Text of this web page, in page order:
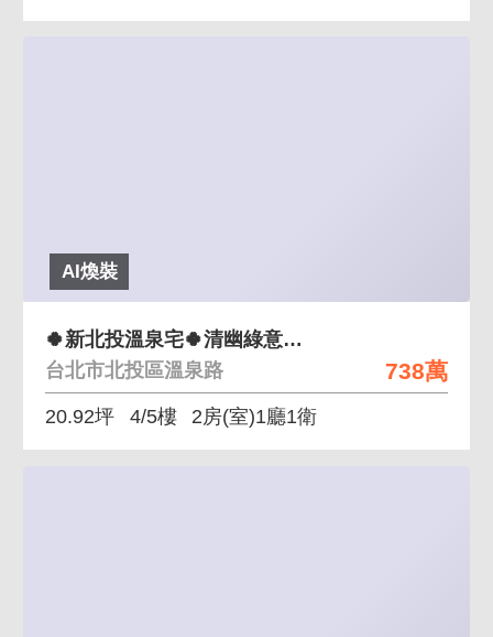
AI煥裝
738萬
🍀新北投溫泉宅🍀清幽綠意兩房可以買
台北市北投區溫泉路
20.92坪 4/5樓 2房(室)1廳1衛